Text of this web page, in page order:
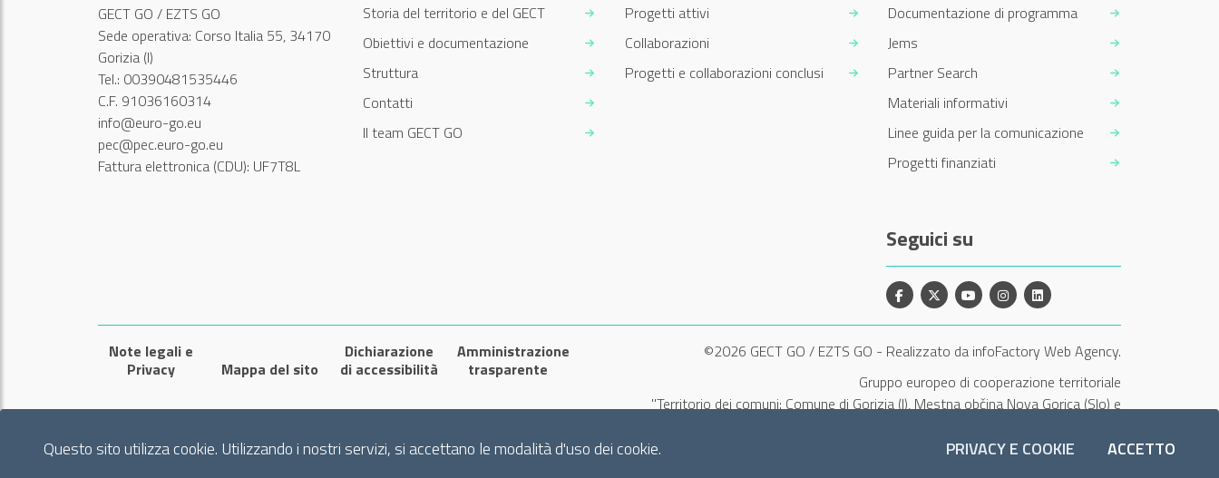
Questo sito utilizza cookie. Utilizzando i nostri servizi, si accettano le modalità d'uso dei cookie. PRIVACY E COOKIE ACCETTO
GECT GO / EZTS GO
Sede operativa: Corso Italia 55, 34170
Gorizia (I)
Tel.: 00390481535446
C.F. 91036160314
info@euro-go.eu
pec@pec.euro-go.eu
Fattura elettronica (CDU): UF7T8L
Storia del territorio e del GECT
Obiettivi e documentazione
Struttura
Contatti
Il team GECT GO
Progetti attivi
Collaborazioni
Progetti e collaborazioni conclusi
Documentazione di programma
Jems
Partner Search
Materiali informativi
Linee guida per la comunicazione
Progetti finanziati
Seguici su
Facebook
X YouTubeInstagramLinkedin
Note legali e
Privacy
Mappa del sito
Dichiarazione
di accessibilità
Amministrazione
trasparente
©2026 GECT GO / EZTS GO - Realizzato da infoFactory Web Agency.
Gruppo europeo di cooperazione territoriale
"Territorio dei comuni: Comune di Gorizia (I), Mestna občina Nova Gorica (Slo) e